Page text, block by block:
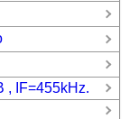
, IF=455kHz.